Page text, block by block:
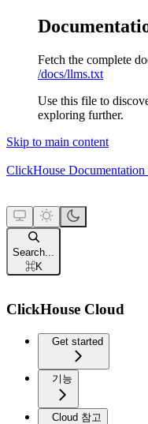
Fetch the complete
/docs/llms.txt
Use this file to
exploring further.
Skip to main content
ClickHouse Documentation
Search...
⌘K
ClickHouse Cloud
Get started
기능
Cloud 참고